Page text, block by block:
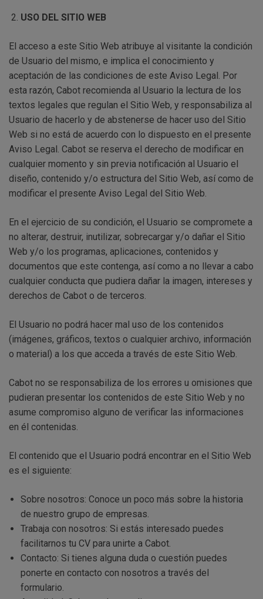
USO DEL SITIO WEB
El acceso a este Sitio Web atribuye al visitante la condición
de Usuario del mismo, e implica el conocimiento y
aceptación de las condiciones de este Aviso Legal. Por
esta razón, Cabot recomienda al Usuario la lectura de los
textos legales que regulan el Sitio Web, y responsabiliza al
Usuario de hacerlo y de abstenerse de hacer uso del Sitio
Web si no está de acuerdo con lo dispuesto en el presente
Aviso Legal. Cabot se reserva el derecho de modificar en
cualquier momento y sin previa notificación al Usuario el
diseño, contenido y/o estructura del Sitio Web, así como de
modificar el presente Aviso Legal del Sitio Web.
En el ejercicio de su condición, el Usuario se compromete a
no alterar, destruir, inutilizar, sobrecargar y/o dañar el Sitio
Web y/o los programas, aplicaciones, contenidos y
documentos que este contenga, así como a no llevar a cabo
cualquier conducta que pudiera dañar la imagen, intereses y
derechos de Cabot o de terceros.
El Usuario no podrá hacer mal uso de los contenidos
(imágenes, gráficos, textos o cualquier archivo, información
o material) a los que acceda a través de este Sitio Web.
Cabot no se responsabiliza de los errores u omisiones que
pudieran presentar los contenidos de este Sitio Web y no
asume compromiso alguno de verificar las informaciones
en él contenidas.
El contenido que el Usuario podrá encontrar en el Sitio Web
es el siguiente:
Sobre nosotros: Conoce un poco más sobre la historia
de nuestro grupo de empresas.
Trabaja con nosotros: Si estás interesado puedes
facilitarnos tu CV para unirte a Cabot.
Contacto: Si tienes alguna duda o cuestión puedes
ponerte en contacto con nosotros a través del
formulario.